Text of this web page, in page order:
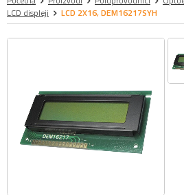
LCD displeji
LCD 2X16, DEM16217SYH